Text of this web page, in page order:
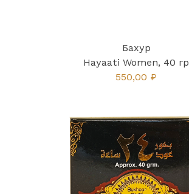
Бахур
Hayaati Women, 40 гр
550,00 ₽